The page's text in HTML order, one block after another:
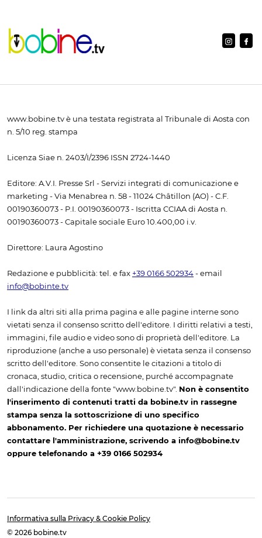
www.bobine.tv è una testata registrata al Tribunale di Aosta con
n. 5/10 reg. stampa
Licenza Siae n. 2403/I/2396 ISSN 2724-1440
Editore: A.V.I. Presse Srl - Servizi integrati di comunicazione e
marketing - Via Menabrea n. 58 - 11024 Châtillon (AO) - C.F.
00190360073 - P.I. 00190360073 - Iscritta CCIAA di Aosta n.
00190360073 - Capitale sociale Euro 10.400,00 i.v.
Direttore: Laura Agostino
Redazione e pubblicità: tel. e fax +39 0166 502934 - email
info@bobinte.tv
I link da altri siti alla prima pagina e alle pagine interne sono
vietati senza il consenso scritto dell'editore. I diritti relativi a testi,
immagini, file audio e video sono di proprietà dell'editore. La
riproduzione (anche a uso personale) è vietata senza il consenso
scritto dell'editore. Sono consentite le citazioni a titolo di
cronaca, studio, critica o recensione, purché accompagnate
dall'indicazione della fonte "www.bobine.tv". Non è consentito
l'inserimento di contenuti tratti da bobine.tv in rassegne
stampa senza la sottoscrizione di uno specifico
abbonamento. Per richiedere una quotazione è necessario
contattare l'amministrazione, scrivendo a info@bobine.tv
oppure telefonando a +39 0166 502934
Informativa sulla Privacy & Cookie Policy
© 2026 bobine.tv